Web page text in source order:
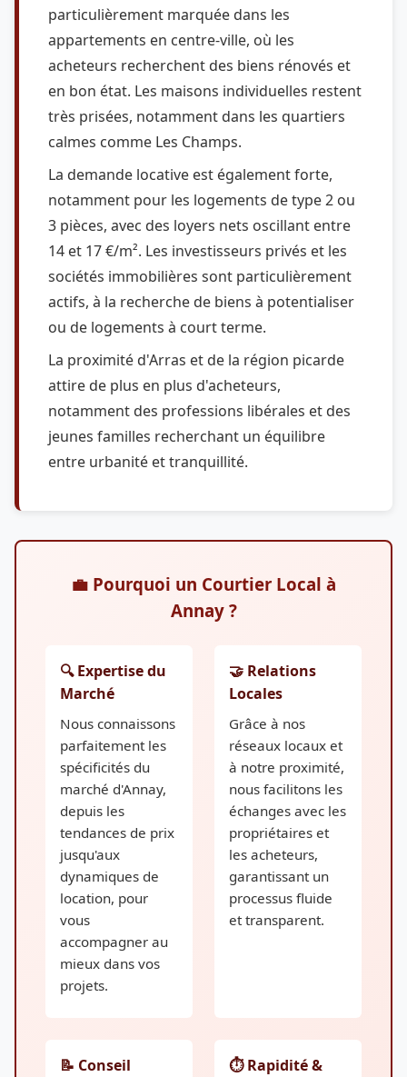
particulièrement marquée dans les
appartements en centre-ville, où les
acheteurs recherchent des biens rénovés et
en bon état. Les maisons individuelles restent
très prisées, notamment dans les quartiers
calmes comme Les Champs.
La demande locative est également forte,
notamment pour les logements de type 2 ou
3 pièces, avec des loyers nets oscillant entre
14 et 17 €/m². Les investisseurs privés et les
sociétés immobilières sont particulièrement
actifs, à la recherche de biens à potentialiser
ou de logements à court terme.
La proximité d'Arras et de la région picarde
attire de plus en plus d'acheteurs,
notamment des professions libérales et des
jeunes familles recherchant un équilibre
entre urbanité et tranquillité.
💼 Pourquoi un Courtier Local à
Annay ?
🔍 Expertise du
Marché
Nous connaissons
parfaitement les
spécificités du
marché d'Annay,
depuis les
tendances de prix
jusqu'aux
dynamiques de
location, pour
vous
accompagner au
mieux dans vos
projets.
🤝 Relations
Locales
Grâce à nos
réseaux locaux et
à notre proximité,
nous facilitons les
échanges avec les
propriétaires et
les acheteurs,
garantissant un
processus fluide
et transparent.
📝 Conseil
⏱️ Rapidité &